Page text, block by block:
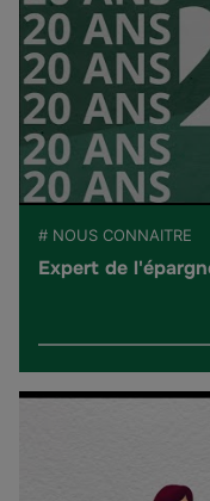
# NOUS CONNAITRE
Expert de